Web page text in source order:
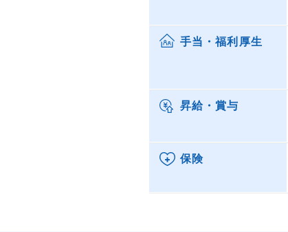
手当・福利厚生
昇給・賞与
保険